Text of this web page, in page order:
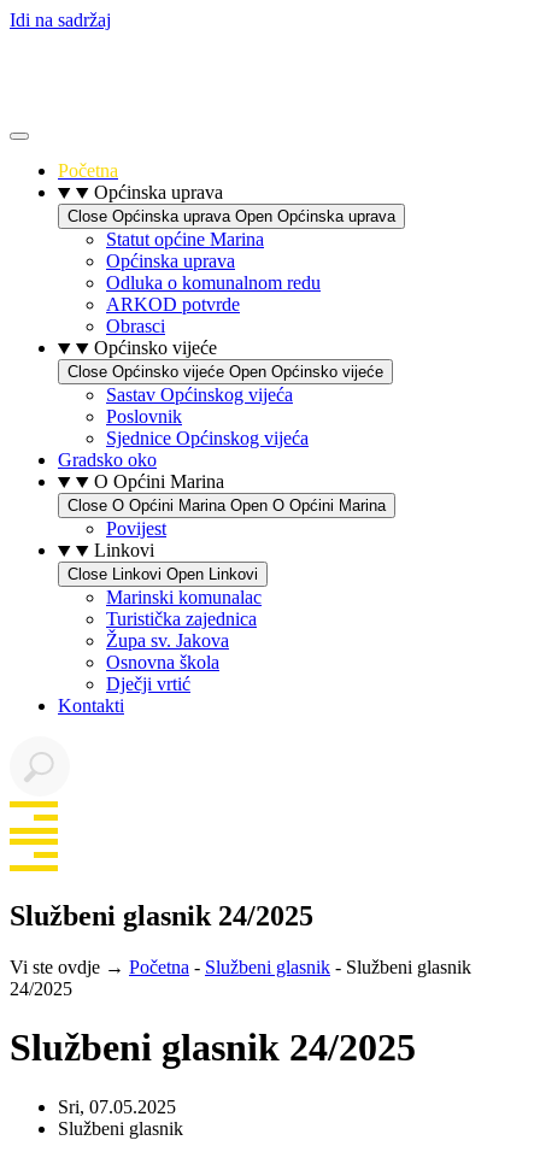
Idi na sadržaj
Početna
Općinska uprava
Close Općinska uprava Open Općinska uprava
Statut općine Marina
Općinska uprava
Odluka o komunalnom redu
ARKOD potvrde
Obrasci
Općinsko vijeće
Close Općinsko vijeće Open Općinsko vijeće
Sastav Općinskog vijeća
Poslovnik
Sjednice Općinskog vijeća
Gradsko oko
O Općini Marina
Close O Općini Marina Open O Općini Marina
Povijest
Linkovi
Close Linkovi Open Linkovi
Marinski komunalac
Turistička zajednica
Župa sv. Jakova
Osnovna škola
Dječji vrtić
Kontakti
Službeni glasnik 24/2025
Vi ste ovdje → Početna - Službeni glasnik - Službeni glasnik
24/2025
Službeni glasnik 24/2025
Sri, 07.05.2025
Službeni glasnik